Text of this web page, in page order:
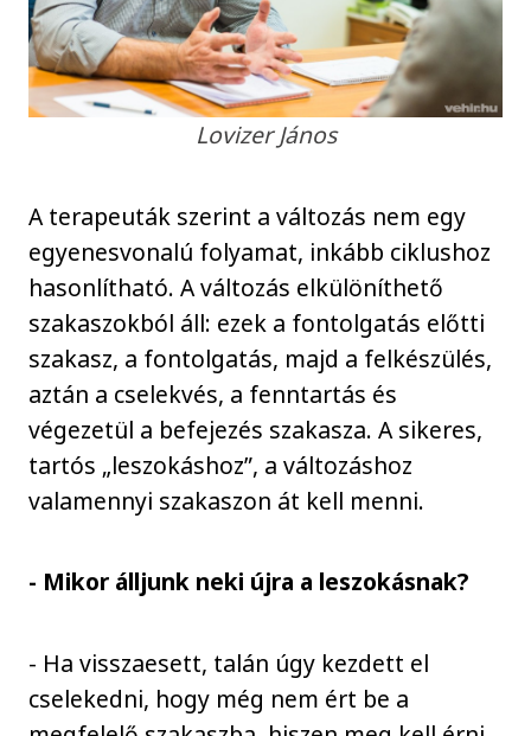
Lovizer János
A terapeuták szerint a változás nem egy
egyenesvonalú folyamat, inkább ciklushoz
hasonlítható. A változás elkülöníthető
szakaszokból áll: ezek a fontolgatás előtti
szakasz, a fontolgatás, majd a felkészülés,
aztán a cselekvés, a fenntartás és
végezetül a befejezés szakasza. A sikeres,
tartós „leszokáshoz”, a változáshoz
valamennyi szakaszon át kell menni.
- Mikor álljunk neki újra a leszokásnak?
- Ha visszaesett, talán úgy kezdett el
cselekedni, hogy még nem ért be a